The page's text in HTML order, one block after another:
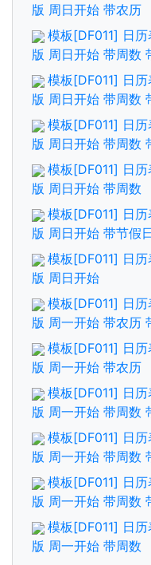
版 周日开始 带农历
模板[DF011] 日
版 周日开始 带周数
模板[DF011] 日
版 周日开始 带周数
模板[DF011] 日
版 周日开始 带周数
模板[DF011] 日
版 周日开始 带周数
模板[DF011] 日
版 周日开始 带节假
模板[DF011] 日
版 周日开始
模板[DF011] 日
版 周一开始 带农历
模板[DF011] 日
版 周一开始 带农历
模板[DF011] 日
版 周一开始 带周数
模板[DF011] 日
版 周一开始 带周数
模板[DF011] 日
版 周一开始 带周数
模板[DF011] 日
版 周一开始 带周数